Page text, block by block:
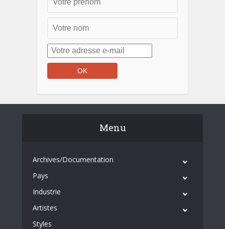
Menu
Archives/Documentation
Pays
Industrie
Artistes
Styles